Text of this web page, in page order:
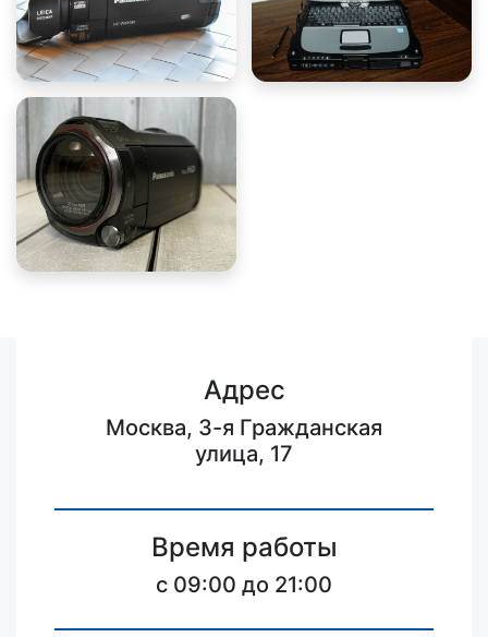
Адрес
Москва, 3-я Гражданская
улица, 17
Время работы
c 09:00 до 21:00